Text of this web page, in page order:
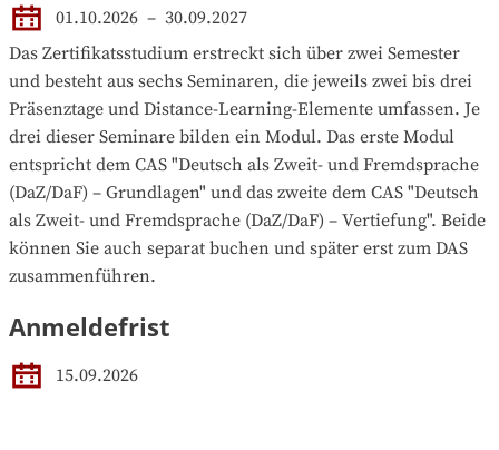
01.10.2026 – 30.09.2027
Das Zertifikatsstudium erstreckt sich über zwei Semester
und besteht aus sechs Seminaren, die jeweils zwei bis drei
Präsenztage und Distance-Learning-Elemente umfassen. Je
drei dieser Seminare bilden ein Modul. Das erste Modul
entspricht dem CAS "Deutsch als Zweit- und Fremdsprache
(DaZ/DaF) – Grundlagen" und das zweite dem CAS "Deutsch
als Zweit- und Fremdsprache (DaZ/DaF) – Vertiefung". Beide
können Sie auch separat buchen und später erst zum DAS
zusammenführen.
Anmeldefrist
15.09.2026